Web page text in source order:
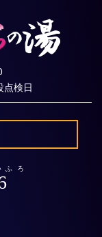
点検日
ふろ